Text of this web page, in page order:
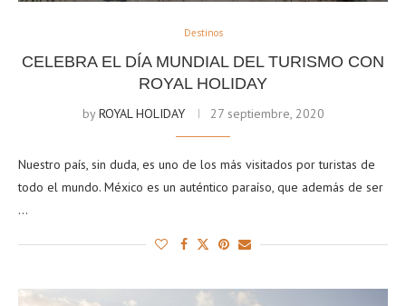
Destinos
CELEBRA EL DÍA MUNDIAL DEL TURISMO CON
ROYAL HOLIDAY
byROYAL HOLIDAY 27 septiembre, 2020
Nuestro país, sin duda, es uno de los más visitados por turistas de
todo el mundo. México es un auténtico paraíso, que además de ser
…